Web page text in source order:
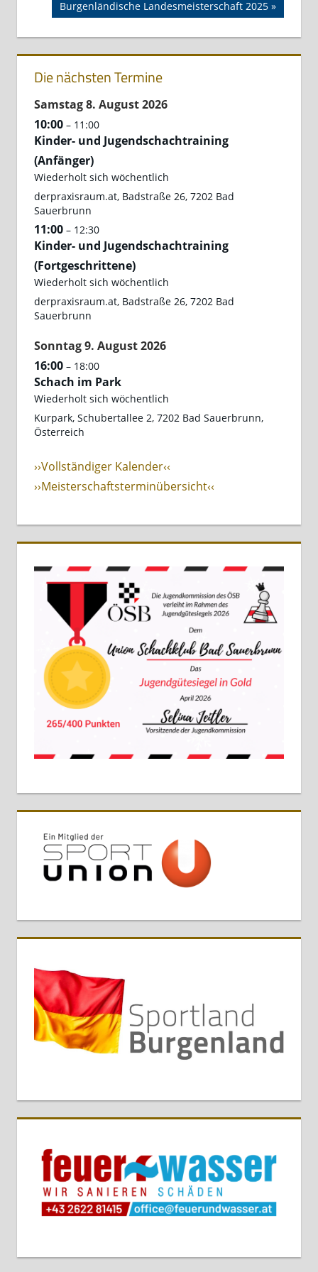
Nächster
Beitrag:
Burgenländische Landesmeisterschaft 2025
Die nächsten Termine
Samstag8. August2026
10:00 – 11:00
Kinder- und Jugendschachtraining
(Anfänger)
Wiederholt sich wöchentlich
derpraxisraum.at, Badstraße 26, 7202 Bad
Sauerbrunn
11:00 – 12:30
Kinder- und Jugendschachtraining
(Fortgeschrittene)
Wiederholt sich wöchentlich
derpraxisraum.at, Badstraße 26, 7202 Bad
Sauerbrunn
Sonntag9. August2026
16:00 – 18:00
Schach im Park
Wiederholt sich wöchentlich
Kurpark, Schubertallee 2, 7202 Bad Sauerbrunn,
Österreich
››Vollständiger Kalender‹‹
››Meisterschaftsterminübersicht‹‹